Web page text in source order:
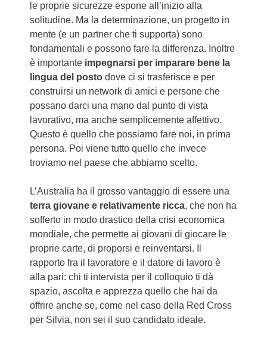
le proprie sicurezze espone all’inizio alla
solitudine. Ma la determinazione, un progetto in
mente (e un partner che ti supporta) sono
fondamentali e possono fare la differenza. Inoltre
è importante impegnarsi per imparare bene la
lingua del posto dove ci si trasferisce e per
construirsi un network di amici e persone che
possano darci una mano dal punto di vista
lavorativo, ma anche semplicemente affettivo.
Questo è quello che possiamo fare noi, in prima
persona. Poi viene tutto quello che invece
troviamo nel paese che abbiamo scelto.
L’Australia ha il grosso vantaggio di essere una
terra giovane e relativamente ricca, che non ha
sofferto in modo drastico della crisi economica
mondiale, che permette ai giovani di giocare le
proprie carte, di proporsi e reinventarsi. Il
rapporto fra il lavoratore e il datore di lavoro è
alla pari: chi ti intervista per il colloquio ti dà
spazio, ascolta e apprezza quello che hai da
offrire anche se, come nel caso della Red Cross
per Silvia, non sei il suo candidato ideale.